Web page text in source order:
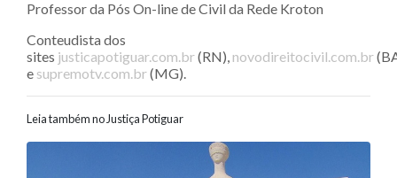
Professor da Pós On-line de Civil da Rede Kroton
Conteudista dos
sites justicapotiguar.com.br(RN), novodireitocivil.com.br
e supremotv.com.br(MG).
Leia também no Justiça Potiguar
Navegação entre posts